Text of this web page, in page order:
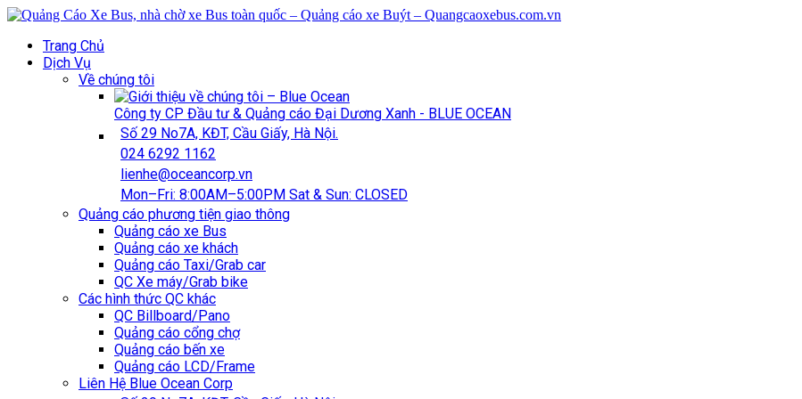
Trang Chủ
Dịch Vụ
Về chúng tôi
Công ty CP Đầu tư & Quảng cáo Đại Dương Xanh - BLUE OCEAN
Số 29 No7A, KĐT, Cầu Giấy, Hà Nội.
024 6292 1162
lienhe@oceancorp.vn
Mon–Fri: 8:00AM–5:00PM Sat & Sun: CLOSED
Quảng cáo phương tiện giao thông
Quảng cáo xe Bus
Quảng cáo xe khách
Quảng cáo Taxi/Grab car
QC Xe máy/Grab bike
Các hình thức QC khác
QC Billboard/Pano
Quảng cáo cổng chợ
Quảng cáo bến xe
Quảng cáo LCD/Frame
Liên Hệ Blue Ocean Corp